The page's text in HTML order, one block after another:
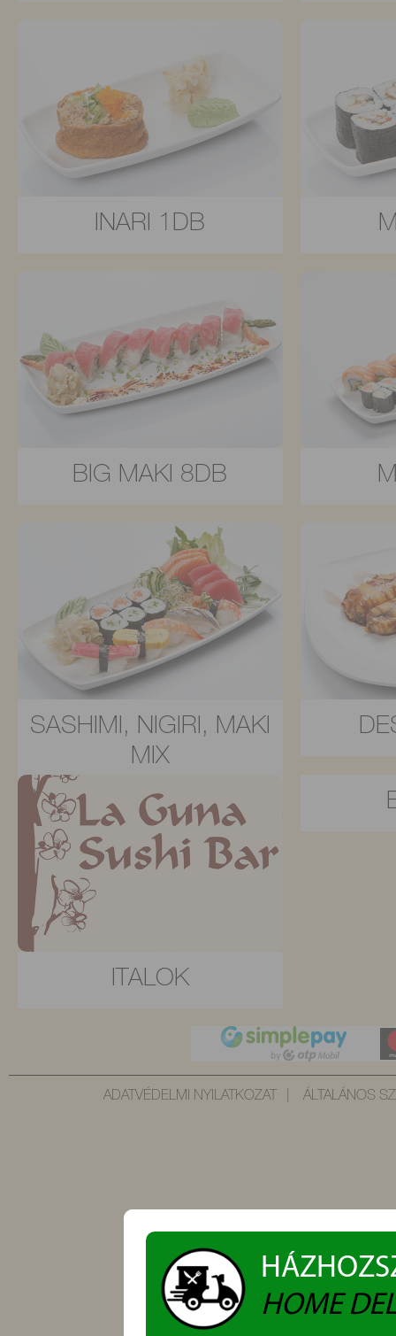
INARI 1DB
BIG MAKI 8DB
SASHIMI, NIGIRI, MAKI
MIX
ITALOK
ADATVÉDELMI NYILATKOZAT ÁLTALÁNOS
HOME